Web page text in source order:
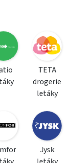
TETA
drogerie
letáky
Jysk